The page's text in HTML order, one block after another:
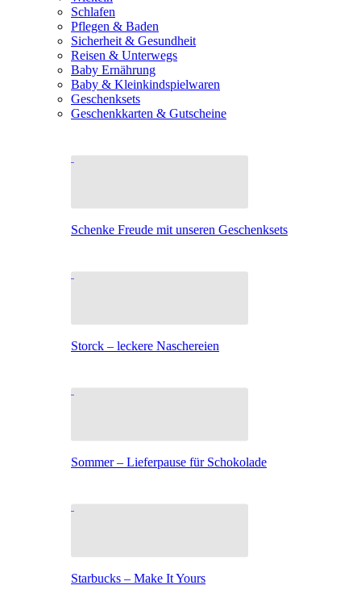
Schlafen
Pflegen & Baden
Sicherheit & Gesundheit
Reisen & Unterwegs
Baby Ernährung
Baby & Kleinkindspielwaren
Geschenksets
Geschenkkarten & Gutscheine
Schenke Freude mit unseren Geschenksets
Storck – leckere Naschereien
Sommer – Lieferpause für Schokolade
Starbucks – Make It Yours